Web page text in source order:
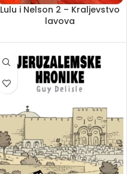
Lulu i Nelson 2 – Kraljevstvo
lavova